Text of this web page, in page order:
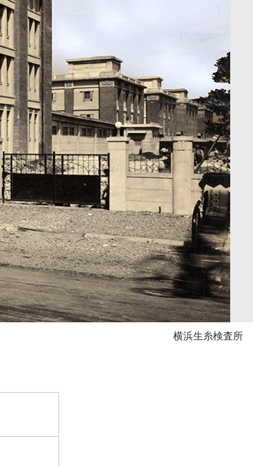
横浜生糸検査所